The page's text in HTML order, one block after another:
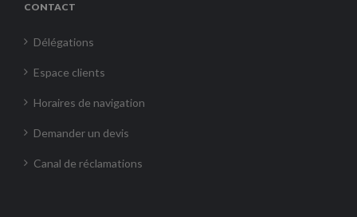
CONTACT
Délégations
Espace clients
Horaires de navigation
Demander un devis
Canal de réclamations